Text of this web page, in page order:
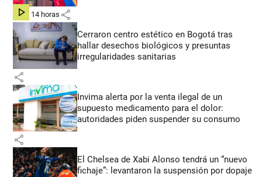
hace 14 horas share
Cerraron centro estético en Bogotá tras
hallar desechos biológicos y presuntas
irregularidades sanitarias
share
Invima alerta por la venta ilegal de un
supuesto medicamento para el dolor:
autoridades piden suspender su consumo
share
El Chelsea de Xabi Alonso tendrá un “nuevo
fichaje”: levantaron la suspensión por dopaje